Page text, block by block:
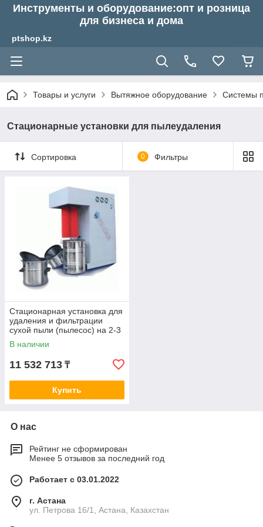
Инструменты и оборудование:опт и розница
для бизнеса и дома
ptshop.kz
Товары и услуги Вытяжное оборудование Системы
Стационарные установки для пылеудаления
Сортировка 0 Фильтры
Стационарная установка для
удаления и фильтрации
сухой пыли (пылесос) на 2-3
поста, 5,5 кВт ASPIRCAR-
550/PV
В наличии
11 532 713 ₸
Купить
О нас
Рейтинг не сформирован
Менее 5 отзывов за последний год
Работает с 03.01.2022
г. Астана
ул. Петрова 16/1, Астана, Казахстан